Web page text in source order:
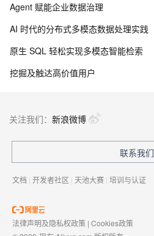
Agent 赋能企业数据治理
AI 时代的分布式多模态数据处理实践
原生 SQL 轻松实现多模态智能检索
挖掘及触达高价值用户
关注我们： 新浪微博
联系我们
文档 | 开发者社区 | 天池大赛 | 培训与认证
法律声明及隐私权政策 | Cookies政策